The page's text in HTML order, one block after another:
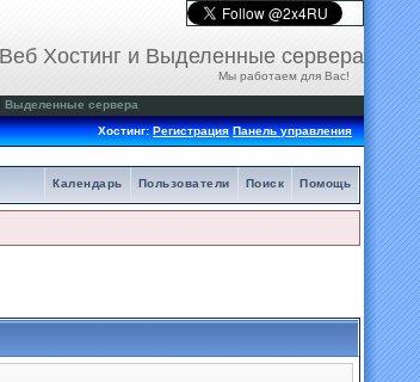
Веб Хостинг и Выделенные сервера
Мы работаем для Вас!
Выделенные сервера
Хостинг:Регистрация Панель управления
Помощь
Поиск
Пользователи
Календарь